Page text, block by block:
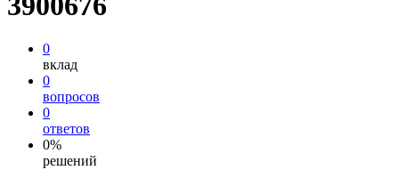
0
вклад
0
вопросов
0
ответов
0%
решений